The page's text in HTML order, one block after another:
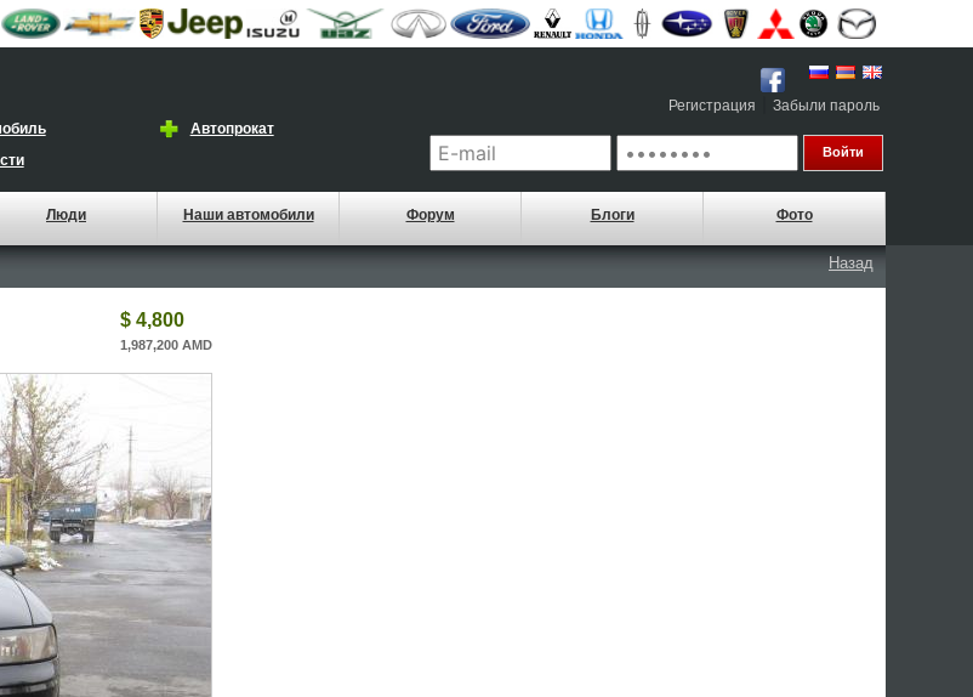
Автопрокат
Регистрация Забыли пароль
Люди Наши автомобили Форум Блоги Фото
Назад
$ 4,800
1,987,200 AMD